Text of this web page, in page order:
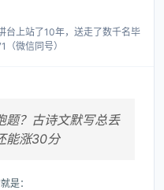
台上站了10年，送走了数千名毕
微信同号）
题？古诗文默写总丢
能涨30分
是：